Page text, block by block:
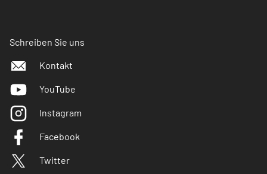
Schreiben Sie uns
Kontakt
YouTube
Instagram
Facebook
Twitter